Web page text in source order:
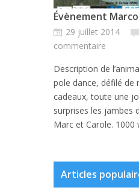
Évènement
29 juillet 2014
commentaire
Description de
pole dance, défilé de
cadeaux, toute une
surprises les jambes
Marc et Carole. 1000
Articles